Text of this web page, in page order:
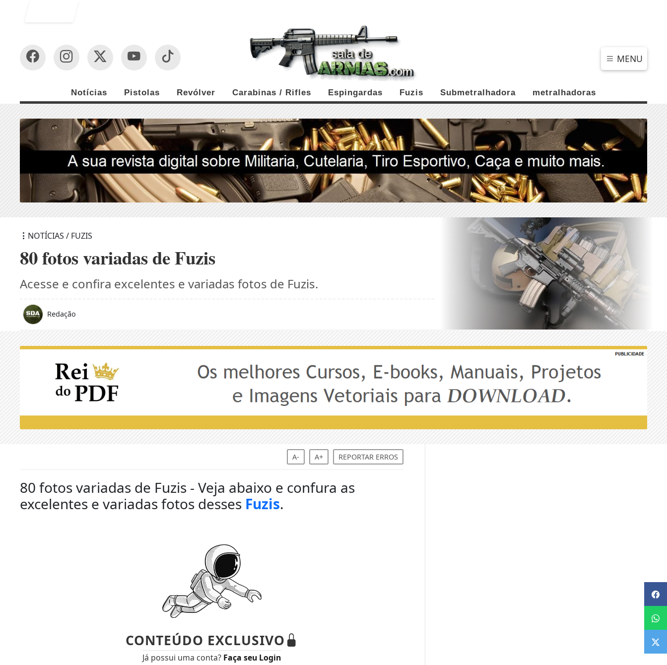
MENU
Notícias Pistolas Revólver Carabinas / Rifles Espingardas Fuzis Submetralhadora metralhadoras
NOTÍCIAS / FUZIS
80 fotos variadas de Fuzis
Acesse e confira excelentes e variadas fotos de Fuzis.
Redação
A- A+ REPORTAR ERROS
80 fotos variadas de Fuzis - Veja abaixo e confura as
excelentes e variadas fotos desses Fuzis.
CONTEÚDO EXCLUSIVO
Já possui uma conta? Faça seu Login